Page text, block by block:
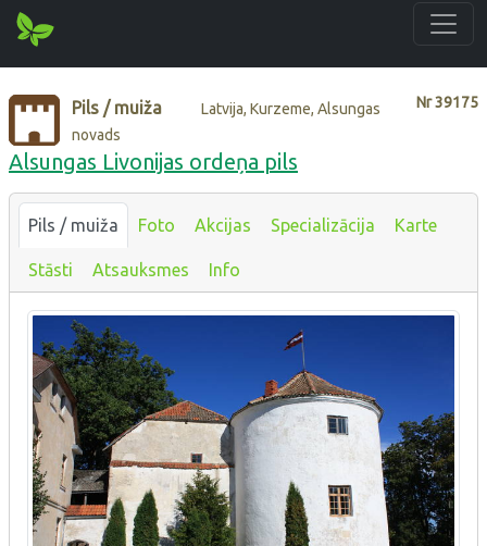
Nr39175
Pils / muiža
Latvija, Kurzeme, Alsungas
novads
Alsungas Livonijas ordeņa pils
Pils / muiža Foto Akcijas Specializācija Karte
Stāsti Atsauksmes Info